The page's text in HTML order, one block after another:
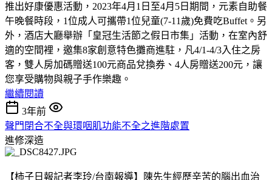
推出好康優惠活動，2023年4月1日至4月5日期間，元素自助餐
午晚餐時段，1位成人可攜帶1位兒童(7-11歲)免費吃Buffet。另
外，酒店大廳舉辦「皇冠生活節之假日市集」活動，在室內舒
適的空間裡，邀集8家創意特色攤商進駐，凡4/1-4/3入住之房
客，雙人房加碼贈送100元商品兌換券、4人房贈送200元，讓
您享受購物與親子手作樂趣。
繼續閱讀
3年前
聲門閉合不全與環咽肌功能不全之進階處置
進修深造
【柿子日報記者李玲/台南報導】陳先生經歷辛苦的腦出血治